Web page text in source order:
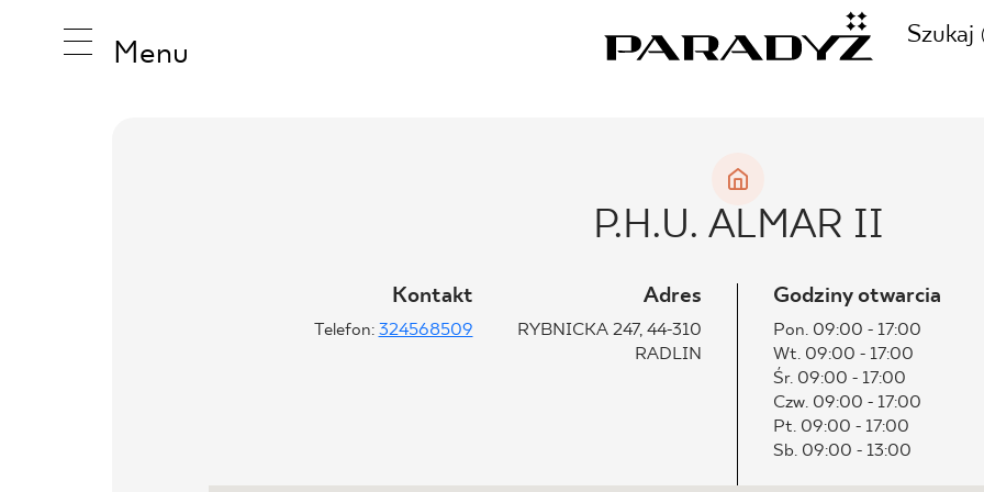
Menu
Szukaj
PRODUKTY
ZADZWOŃ DO NAS
+48
SKLEP INTERNETOWY
44 736
P.H.U. ALMAR II
Kontakt
Telefon: 324568509
Adres
RYBNICKA 247, 44-310
RADLIN
Godziny otwarcia
Pon. 09:00 - 17:00
Wt. 09:00 - 17:00
Śr. 09:00 - 17:00
Czw. 09:00 - 17:00
Pt. 09:00 - 17:00
Sb. 09:00 - 13:00